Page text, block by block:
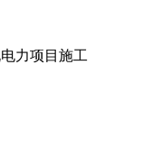
力项目施工